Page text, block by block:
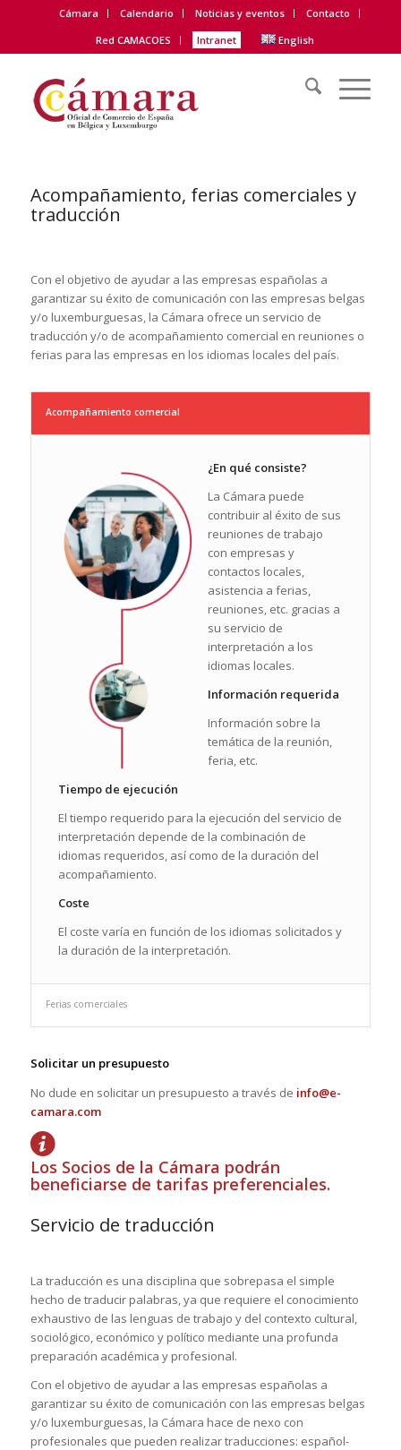
Cámara Calendario Noticias y eventos
Contacto
Red CAMACOES
Intranet English
Acompañamiento, ferias comerciales y
traducción
Con el objetivo de ayudar a las empresas españolas a
garantizar su éxito de comunicación con las empresas belgas
y/o luxemburguesas, la Cámara ofrece un servicio de
traducción y/o de acompañamiento comercial en reuniones o
ferias para las empresas en los idiomas locales del país.
Acompañamiento comercial
¿En qué consiste?
La Cámara puede
contribuir al éxito de sus
reuniones de trabajo
con empresas y
contactos locales,
asistencia a ferias,
reuniones, etc. gracias a
su servicio de
interpretación a los
idiomas locales.
Información requerida
Información sobre la
temática de la reunión,
feria, etc.
Tiempo de ejecución
El tiempo requerido para la ejecución del servicio de
interpretación depende de la combinación de
idiomas requeridos, así como de la duración del
acompañamiento.
Coste
El coste varía en función de los idiomas solicitados y
la duración de la interpretación.
Ferias comerciales
Solicitar un presupuesto
No dude en solicitar un presupuesto a través de info@e-
camara.com
Los Socios de la Cámara podrán
beneficiarse de tarifas preferenciales.
Servicio de traducción
La traducción es una disciplina que sobrepasa el simple
hecho de traducir palabras, ya que requiere el conocimiento
exhaustivo de las lenguas de trabajo y del contexto cultural,
sociológico, económico y político mediante una profunda
preparación académica y profesional.
Con el objetivo de ayudar a las empresas españolas a
garantizar su éxito de comunicación con las empresas belgas
y/o luxemburguesas, la Cámara hace de nexo con
profesionales que pueden realizar traducciones: español-